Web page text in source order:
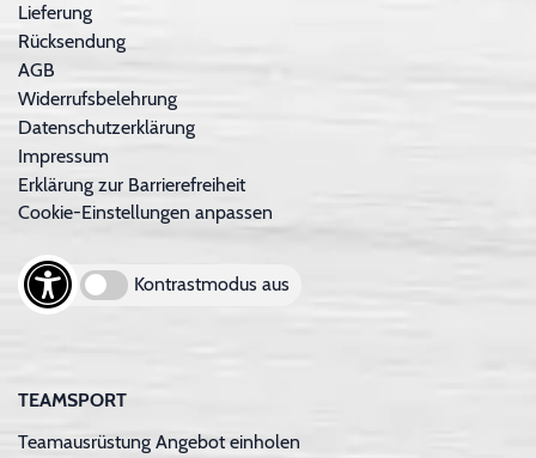
Lieferung
Rücksendung
AGB
Widerrufsbelehrung
Datenschutzerklärung
Impressum
Erklärung zur Barrierefreiheit
Cookie-Einstellungen anpassen
Kontrastmodus aus
TEAMSPORT
Teamausrüstung Angebot einholen